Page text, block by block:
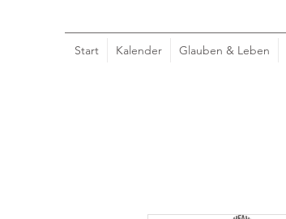
Start Kalender Glauben & Leben